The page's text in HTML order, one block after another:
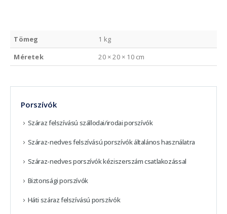
Tömeg
1 kg
Méretek
20 × 20 × 10 cm
Porszívók
Száraz felszívású szállodai/irodai porszívók
Száraz-nedves felszívású porszívók általános használatra
Száraz-nedves porszívók kéziszerszám csatlakozással
Biztonsági porszívók
Háti száraz felszívású porszívók